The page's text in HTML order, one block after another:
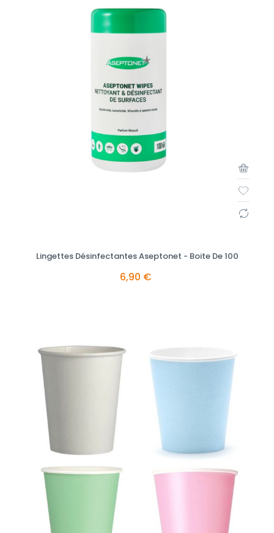
Lingettes Désinfectantes Aseptonet - Boite De 100
6,90 €